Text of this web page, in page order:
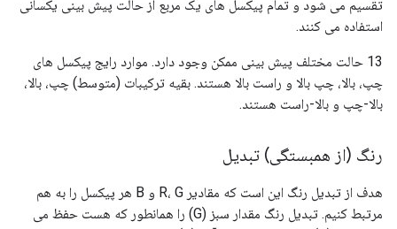
تقسیم می شود و تمام پیکسل های یک مربع از حالت پیش بینی یکسانی
استفاده می کنند.
13 حالت مختلف پیش بینی ممکن وجود دارد. موارد رایج پیکسل های
چپ، بالا، چپ بالا و راست بالا هستند. بقیه ترکیبات (متوسط) چپ، بالا،
بالا-چپ و بالا-راست هستند.
رنگ (از همبستگی) تبدیل
هدف از تبدیل رنگ این است که مقادیر R، G و B هر پیکسل را به هم
مرتبط کنیم. تبدیل رنگ مقدار سبز (G) را همانطور که هست حفظ می